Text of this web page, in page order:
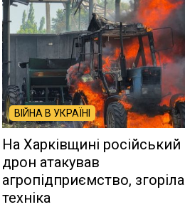
ВІЙНА В УКРАЇНІ
На Харківщині російський
дрон атакував
агропідприємство, згоріла
техніка